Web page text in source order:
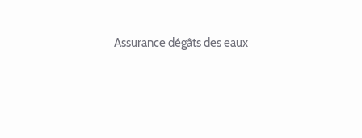
Assurance dégâts des eaux